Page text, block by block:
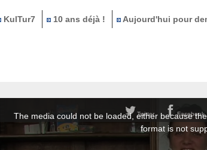
KulTur7 10 ans déjà ! Aujourd'hui pour